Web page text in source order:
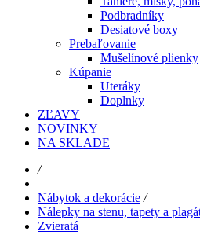
Podbradníky
Desiatové boxy
Prebaľovanie
Mušelínové plienky
Kúpanie
Uteráky
Doplnky
ZĽAVY
NOVINKY
NA SKLADE
/
Nábytok a dekorácie /
Nálepky na stenu, tapety a
Zvieratá